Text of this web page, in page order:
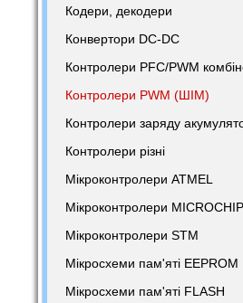
Кодери, декодери
Конвертори DC-DC
Контролери PFC/PWM
Контролери PWM (ШІМ)
Контролери заряду
Контролери різні
Мікроконтролери ATMEL
Мікроконтролери MICROCHIP
Мікроконтролери STM
Мікросхеми пам'яті EEPROM
Мікросхеми пам'яті FLASH